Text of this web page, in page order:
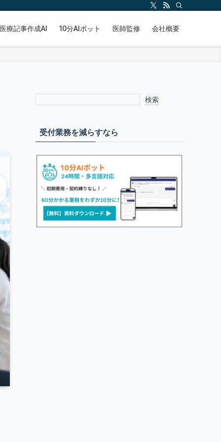
医療記事作成AI 10分AIボット 医師監修 会社概要
検索
受付業務を減らすなら